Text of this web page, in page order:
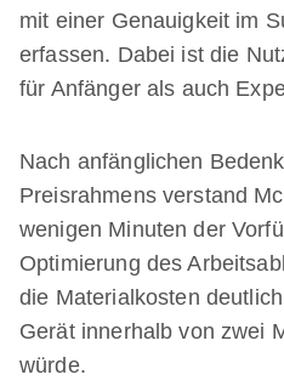
mit einer Genauigkeit im
erfassen. Dabei ist die
für Anfänger als auch
Nach anfänglichen
Preisrahmens verstand
wenigen Minuten der
Optimierung des
die Materialkosten
Gerät innerhalb von zwei
würde.